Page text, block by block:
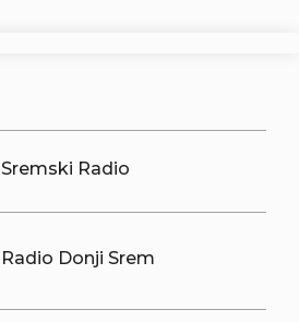
Sremski Radio
Radio Donji Srem